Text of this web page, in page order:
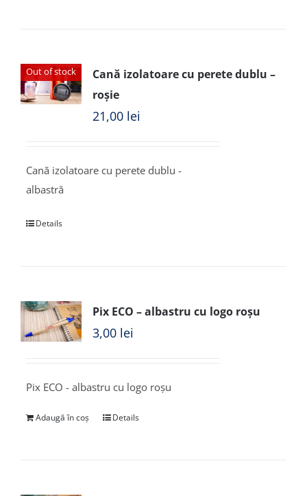
Out of stock
Cană izolatoare cu perete dublu –
roșie
21,00 lei
Cană izolatoare cu perete dublu -
albastră
Details
Pix ECO – albastru cu logo roșu
3,00 lei
Pix ECO - albastru cu logo roșu
Adaugă în coș Details